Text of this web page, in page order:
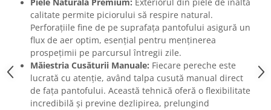
calitate permite piciorului să respire natural.
Perforațiile fine de pe suprafața pantofului asigură un
flux de aer optim, esențial pentru menținerea
prospețimii pe parcursul întregii zile.
Măiestria Cusăturii Manuale: Fiecare pereche este
lucrată cu atenție, având talpa cusută manual direct
de fața pantofului. Această tehnică oferă o flexibilitate
incredibilă și previne dezlipirea, prelungind